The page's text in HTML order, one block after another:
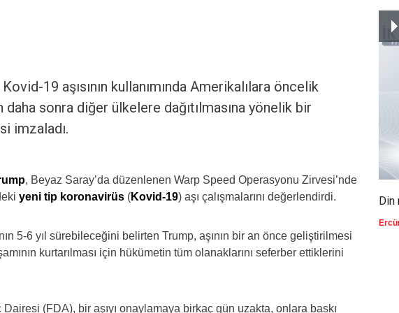
19 aşısının kullanımında Amerikalılara öncelik
daha sonra diğer ülkelere dağıtılmasına yönelik bir
imzaladı.
, Beyaz Saray’da düzenlenen Warp Speed Operasyonu Zirvesi’nde
yeni tip koronavirüs (Kovid-19) aşı çalışmalarını değerlendirdi.
5-6 yıl sürebileceğini belirten Trump, aşının bir an önce geliştirilmesi
kurtarılması için hükümetin tüm olanaklarını seferber ettiklerini
Dairesi (FDA), bir aşıyı onaylamaya birkaç gün uzakta, onlara baskı
Din